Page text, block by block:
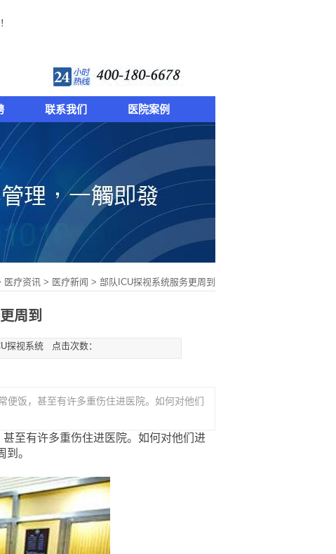
联系我们 医院案例
医疗资讯 > 医疗新闻 > 部队ICU探视系统服务更周到
周到
探视系统 点击次数：
饭，甚至有许多重伤住进医院。如何对他们
至有许多重伤住进医院。如何对他们进
到。